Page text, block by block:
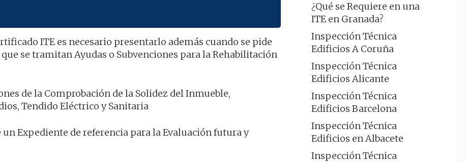
ITE es necesario presentarlo además cuando se pide
se tramitan Ayudas o Subvenciones para la Rehabilitación
de la Comprobación de la Solidez del Inmueble,
Tendido Eléctrico y Sanitaria
Expediente de referencia para la Evaluación futura y
¿Qué se Requiere en una
ITE en Granada?
Inspección Técnica
Edificios A Coruña
Inspección Técnica
Edificios Alicante
Inspección Técnica
Edificios Barcelona
Inspección Técnica
Edificios en Albacete
Inspección Técnica